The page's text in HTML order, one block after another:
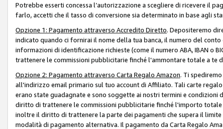
Potrebbe esserti concessa l’autorizzazione a scegliere di ricevere il
farlo, accetti che il tasso di conversione sia determinato in base agli
Opzione 1: Pagamento attraverso Accredito Diretto. Depositeremo
indicato quando ci fornirai il nome della tua banca, il numero del
informazioni di identificazione richieste (come il numero ABA, IBAN o
trattenere le commissioni pubblicitarie finché l'ammontare totale a
Opzione 2: Pagamento attraverso Carta Regalo Amazon. Ti
all'indirizzo email primario sul tuo account di Affiliato. Tali carte
erano state guadagnate e sono soggette ai nostri termini e
diritto di trattenere le commissioni pubblicitarie finché l'importo
inoltre il diritto di trattenere la parte dei pagamenti che supera il
modalità di pagamento alternativa. Il pagamento da Carta Regalo